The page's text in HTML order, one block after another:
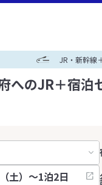
JR・新幹線
へのJR＋宿泊